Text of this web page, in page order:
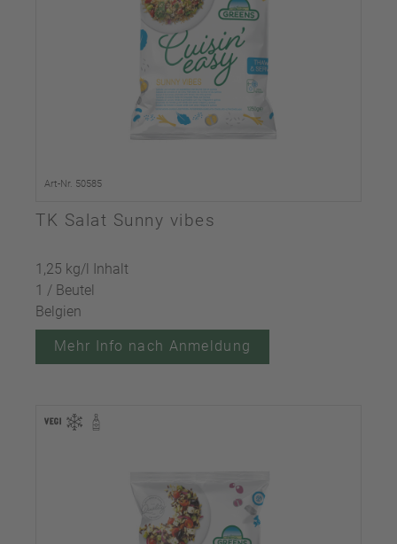
Art-Nr. 50585
TK Salat Sunny vibes
1,25 kg/l Inhalt
1 / Beutel
Belgien
Mehr Info nach Anmeldung